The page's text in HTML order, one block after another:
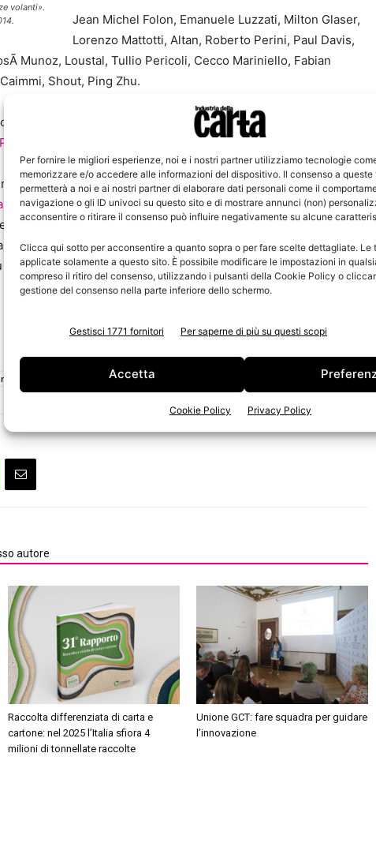
Per fornire le migliori esperienze, noi e i nostri partner utilizziamo tecnologie
memorizzare e/o accedere alle informazioni del dispositivo. Il consenso a
permetterà a noi e ai nostri partner di elaborare dati personali come il
navigazione o gli ID univoci su questo sito e di mostrare annunci (non)
acconsentire o ritirare il consenso può influire negativamente su alcune
Clicca qui sotto per acconsentire a quanto sopra o per fare scelte dettagliate. Le
applicate solamente a questo sito. È possibile modificare le impostazioni in
compreso il ritiro del consenso, utilizzando i pulsanti della Cookie Policy o
gestione del consenso nella parte inferiore dello schermo.
Gestisci 1771 fornitori Per saperne di più su questi scopi
Accetta
Cookie Policy Privacy Policy
volanti».
Jean Michel Folon, Emanuele Luzzati, Milton Glaser,
Lorenzo Mattotti, Altan, Roberto Perini, Paul Davis,
Munoz, Loustal, Tullio Pericoli, Cecco Mariniello, Fabian
Shout, Ping Zhu.
importante Burgo ha realizzato un artbook, Collezione Burgo
e rigorosamente stampato su carta patinata
il 31 maggio, in collaborazione con Illustri Festival e con la
, celebre art director americano che ne ha firmato il testo
nutrito programma di Illustri Festival 2017, festival biennale
edizione; un mese di incontri, workshop e otto grandi mostre
prestigiosi della città e vedranno coinvolti più di novanta
autore
Raccolta differenziata di carta e
cartone: nel 2025 l’Italia sfiora 4
milioni di tonnellate raccolte
Unione GCT: fare squadra per guidare
l’innovazione